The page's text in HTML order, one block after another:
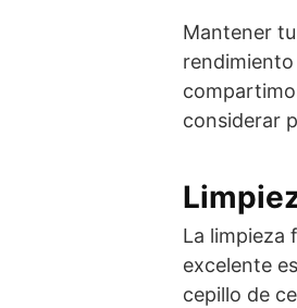
Mantener
considerar
La limpieza
excelente
cepillo de